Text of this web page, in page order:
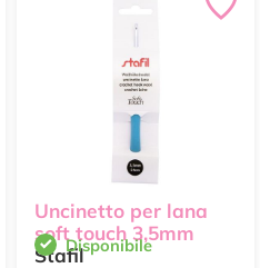
Uncinetto per lana
soft touch 3,5mm
StafilDisponibile